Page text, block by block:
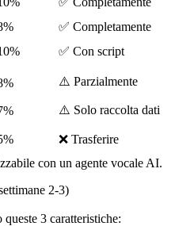
✅ Completamente
✅ Con script
⚠️ Parzialmente
⚠️ Solo raccolta dati
❌ Trasferire
con un agente vocale AI.
2-3)
3 caratteristiche: